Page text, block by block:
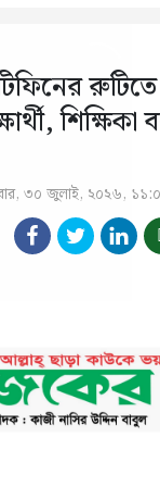
রুটিতে
শিক্ষিকা
৩০ জুলাই, ২০২৬, ১১:০২